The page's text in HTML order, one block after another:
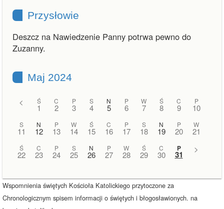
Przysłowie
Deszcz na Nawiedzenie Panny potrwa pewno do
Zuzanny.
Maj 2024
< Ś
1
C
2
P
3
S
4
N
5
P
6
W
7
Ś
8
C
9
P
10
S
11
N
12
P
13
W
14
Ś
15
C
16
P
17
S
18
N
19
P
20
W
21
Ś
22
C
23
P
24
S
25
N
26
P
27
W
28
Ś
29
C
30
P
31
>
Wspomnienia świętych Kościoła Katolickiego przytoczone za
Chronologicznym spisem informacji o świętych i błogosławionych. na